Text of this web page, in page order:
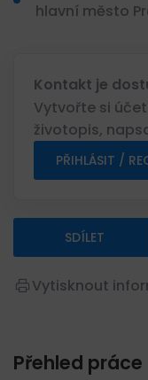
hlavní město
Kontakt je
Vytvořte si
životopis,
PŘIHLÁSIT /
SDÍLET
Vytisknout
Přehled práce